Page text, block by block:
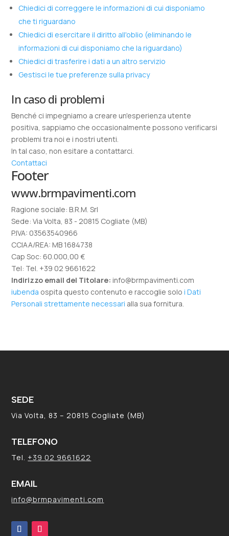
Chiedici di correggere le informazioni di cui disponiamo
che ti riguardano
Chiedici di esercitare il diritto all'oblio (eliminando le
informazioni di cui disponiamo che la riguardano)
Chiedici di trasferire i dati a un altro servizio
Gestisci le tue preferenze sulla privacy
In caso di problemi
Benché ci impegniamo a creare un'esperienza utente
positiva, sappiamo che occasionalmente possono verificarsi
problemi tra noi e i nostri utenti.
In tal caso, non esitare a contattarci.
Contattaci
Footer
www.brmpavimenti.com
Ragione sociale: B.R.M. Srl
Sede: Via Volta, 83 - 20815 Cogliate (MB)
P.IVA: 03563540966
CCIAA/REA: MB 1684738
Cap Soc: 60.000,00 €
Tel: Tel. +39 02 9661622
Indirizzo email del Titolare: info@brmpavimenti.com
iubenda ospita questo contenuto e raccoglie soloi Dati
Personali strettamente necessari alla sua fornitura.
SEDE
Via Volta, 83 – 20815 Cogliate (MB)
TELEFONO
Tel. +39 02 9661622
EMAIL
info@brmpavimenti.com